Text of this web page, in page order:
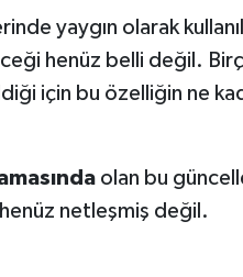
yaygın olarak
henüz belli değil.
için bu özelliğin ne
olan bu
netleşmiş değil.